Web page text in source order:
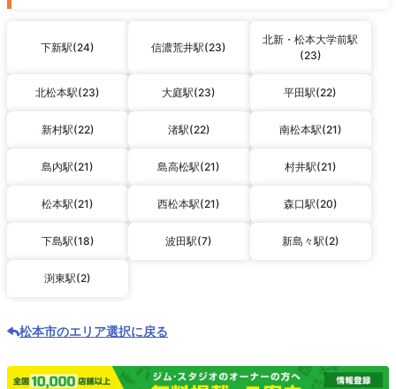
下新駅(24) 信濃荒井駅(23)
北新・松本大学前駅
(23)
北松本駅(23) 大庭駅(23) 平田駅(22)
新村駅(22) 渚駅(22) 南松本駅(21)
島内駅(21) 島高松駅(21) 村井駅(21)
松本駅(21) 西松本駅(21) 森口駅(20)
下島駅(18) 波田駅(7) 新島々駅(2)
渕東駅(2)
松本市のエリア選択に戻る